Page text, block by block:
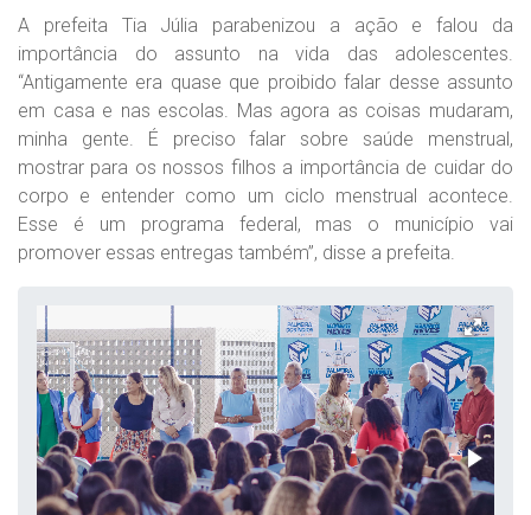
A prefeita Tia Júlia parabenizou a ação e falou da
importância do assunto na vida das adolescentes.
“Antigamente era quase que proibido falar desse assunto
em casa e nas escolas. Mas agora as coisas mudaram,
minha gente. É preciso falar sobre saúde menstrual,
mostrar para os nossos filhos a importância de cuidar do
corpo e entender como um ciclo menstrual acontece.
Esse é um programa federal, mas o município vai
promover essas entregas também”, disse a prefeita.